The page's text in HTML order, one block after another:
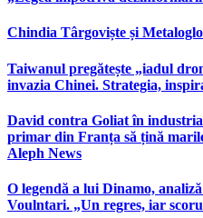
Chindia Târgoviște și
Taiwanul pregătește „iadul
invazia Chinei. Strategia,
David contra Goliat în
primar din Franța să țină
Aleph News
O legendă a lui Dinamo,
Voulntari. „Un regres, iar